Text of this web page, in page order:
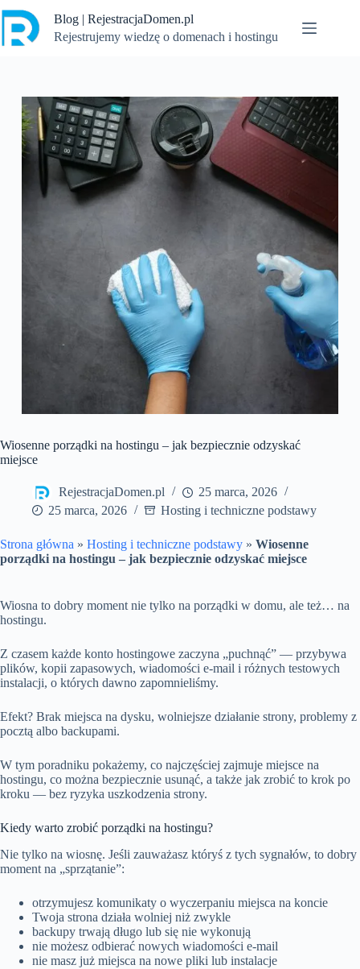
do
treści
Blog | RejestracjaDomen.pl
Rejestrujemy wiedzę o domenach i hostingu
Wiosenne porządki na hostingu – jak bezpiecznie odzyskać
miejsce
RejestracjaDomen.pl
25 marca, 2026
25 marca, 2026
Hosting i techniczne podstawy
Strona główna » Hosting i techniczne podstawy » Wiosenne
porządki na hostingu – jak bezpiecznie odzyskać miejsce
Wiosna to dobry moment nie tylko na porządki w domu, ale też… na
hostingu.
Z czasem każde konto hostingowe zaczyna „puchnąć” — przybywa
plików, kopii zapasowych, wiadomości e-mail i różnych testowych
instalacji, o których dawno zapomnieliśmy.
Efekt? Brak miejsca na dysku, wolniejsze działanie strony, problemy z
pocztą albo backupami.
W tym poradniku pokażemy, co najczęściej zajmuje miejsce na
hostingu, co można bezpiecznie usunąć, a także jak zrobić to krok po
kroku — bez ryzyka uszkodzenia strony.
Kiedy warto zrobić porządki na hostingu?
Nie tylko na wiosnę. Jeśli zauważasz któryś z tych sygnałów, to dobry
moment na „sprzątanie”:
otrzymujesz komunikaty o wyczerpaniu miejsca na koncie
Twoja strona działa wolniej niż zwykle
backupy trwają długo lub się nie wykonują
nie możesz odbierać nowych wiadomości e-mail
nie masz już miejsca na nowe pliki lub instalacje